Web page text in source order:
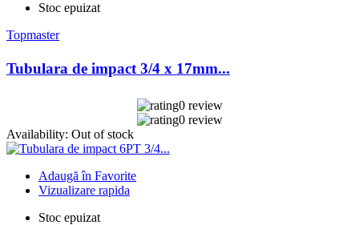
Stoc epuizat
Topmaster
Tubulara de impact 3/4 x 17mm...
0 review
0 review
Availability: Out of stock
Adaugă în Favorite
Vizualizare rapida
Stoc epuizat